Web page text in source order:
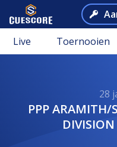
Live Toernooien
28
PPP ARAMITH/SIMONIS EVENT ONE -